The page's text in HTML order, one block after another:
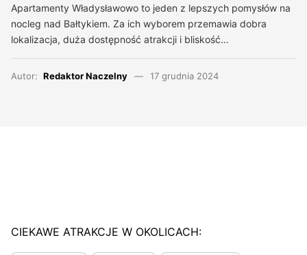
Apartamenty Władysławowo to jeden z lepszych pomysłów na
nocleg nad Bałtykiem. Za ich wyborem przemawia dobra
lokalizacja, duża dostępność atrakcji i bliskość…
Autor: Redaktor Naczelny 17 grudnia 2024
CIEKAWE ATRAKCJE W OKOLICACH: